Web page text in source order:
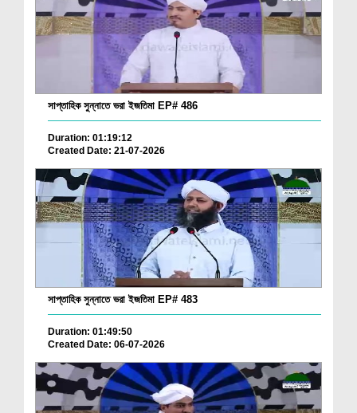
সাপ্তাহিক সুন্নাতে ভরা ইজতিমা EP# 486
Duration: 01:19:12
Created Date: 21-07-2026
সাপ্তাহিক সুন্নাতে ভরা ইজতিমা EP# 483
Duration: 01:49:50
Created Date: 06-07-2026